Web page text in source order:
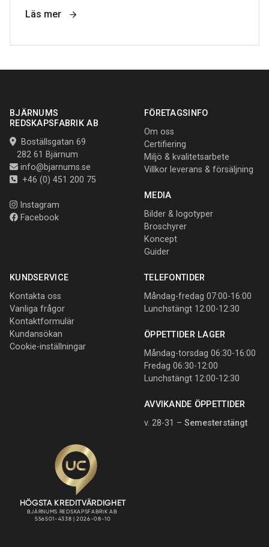
Läs mer
BJÄRNUMS
REDSKAPSFABRIK AB
Boställsgatan 69
282 61 Bjärnum
info@bjarnums.se
+46 (0) 451 200 75
Instagram
Facebook
FÖRETAGSINFO
Om oss
Certifiering
Miljö & kvalitetsarbete
Villkor leverans & försäljning
MEDIA
Bilder & logotyper
Broschyrer
Koncept
Guider
KUNDSERVICE
Kontakta oss
Vanliga frågor
Kontaktformulär
Kundansökan
Cookie-inställningar
TELEFONTIDER
Måndag-fredag 07:00-16:00
Lunchstängt 12:00-12:30
ÖPPETTIDER LAGER
Måndag-torsdag 06:30-16:00
Fredag 06:30-12:00
Lunchstängt 12:00-12:30
AVVIKANDE ÖPPETTIDER
v. 28-31 – Semesterstängt